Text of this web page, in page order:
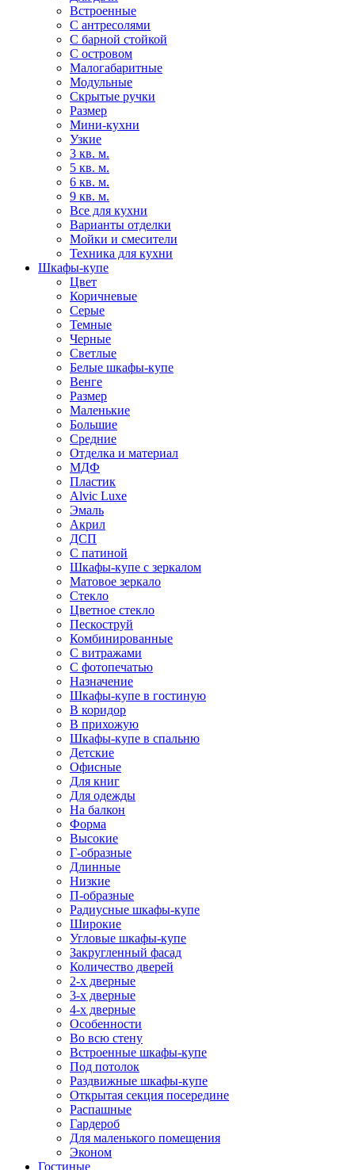
Встроенные
С антресолями
С барной стойкой
С островом
Малогабаритные
Модульные
Скрытые ручки
Размер
Мини-кухни
Узкие
3 кв. м.
5 кв. м.
6 кв. м.
9 кв. м.
Все для кухни
Варианты отделки
Мойки и смесители
Техника для кухни
Шкафы-купе
Цвет
Коричневые
Серые
Темные
Черные
Светлые
Белые шкафы-купе
Венге
Размер
Маленькие
Большие
Средние
Отделка и материал
МДФ
Пластик
Alvic Luxe
Эмаль
Акрил
ДСП
С патиной
Шкафы-купе с зеркалом
Матовое зеркало
Стекло
Цветное стекло
Пескоструй
Комбинированные
С витражами
С фотопечатью
Назначение
Шкафы-купе в гостиную
В коридор
В прихожую
Шкафы-купе в спальню
Детские
Офисные
Для книг
Для одежды
На балкон
Форма
Высокие
Г-образные
Длинные
Низкие
П-образные
Радиусные шкафы-купе
Широкие
Угловые шкафы-купе
Закругленный фасад
Количество дверей
2-х дверные
3-х дверные
4-х дверные
Особенности
Во всю стену
Встроенные шкафы-купе
Под потолок
Раздвижные шкафы-купе
Открытая секция посередине
Распашные
Гардероб
Для маленького помещения
Эконом
Гостиные